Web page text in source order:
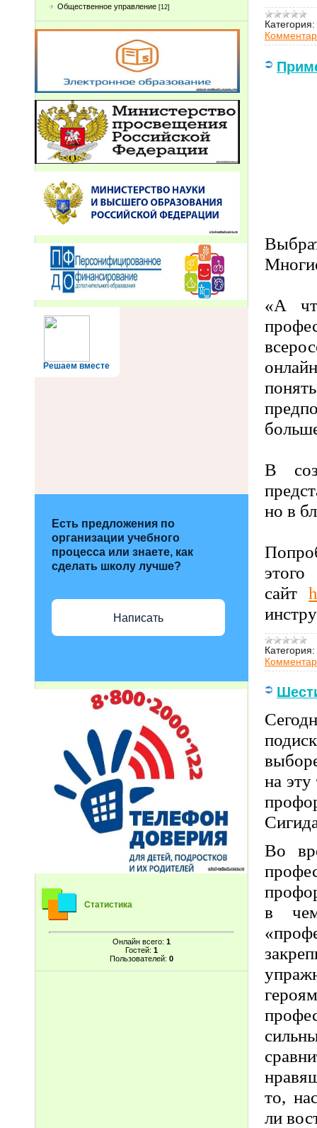
Общественное управление [12]
Решаем вместе
Есть предложения по
организации учебного
процесса или знаете, как
сделать школу лучше?
Написать
Статистика
Онлайн всего: 1
Гостей: 1
Пользователей: 0
Категория:
«А
В
но в
сайт
Категория:
на
Во
в
то,
ли